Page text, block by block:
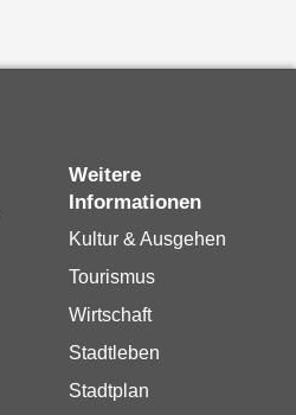
Weitere
Informationen
Kultur & Ausgehen
Tourismus
Wirtschaft
Stadtleben
Stadtplan